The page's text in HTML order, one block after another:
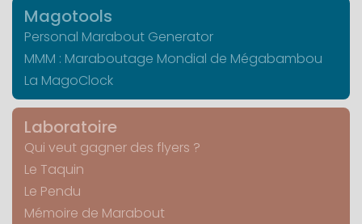
Magotools
Personal Marabout Generator
MMM : Maraboutage Mondial de Mégabambou
La MagoClock
Laboratoire
Qui veut gagner des flyers ?
Le Taquin
Le Pendu
Mémoire de Marabout